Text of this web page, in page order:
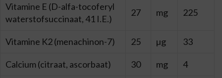
Vitamine E (D-alfa-tocoferyl
waterstofsuccinaat, 41 I.E.)
27 mg 225
Vitamine K2 (menachinon-7) 25 µg 33
Calcium (citraat, ascorbaat) 30 mg 4